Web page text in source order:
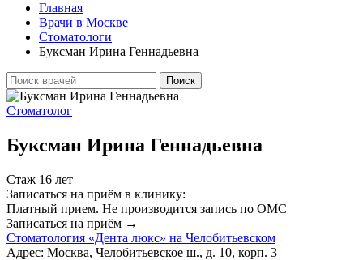
Главная
Врачи в Москве
Стоматологи
Буксман Ирина Геннадьевна
Стоматолог
Буксман Ирина Геннадьевна
Стаж 16 лет
Записаться на приём в клинику:
Платный прием. Не производится запись по ОМС
Записаться на приём →
Стоматология «Дента люкс» на Челобитьевском
Адрес: Москва, Челобитьевское ш., д. 10, корп. 3